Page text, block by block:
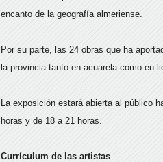
encanto de la geografía almeriense.
Por su parte, las 24 obras que ha
la provincia tanto en acuarela como en
La exposición estará abierta al público
horas y de 18 a 21 horas.
Currículum de las artistas